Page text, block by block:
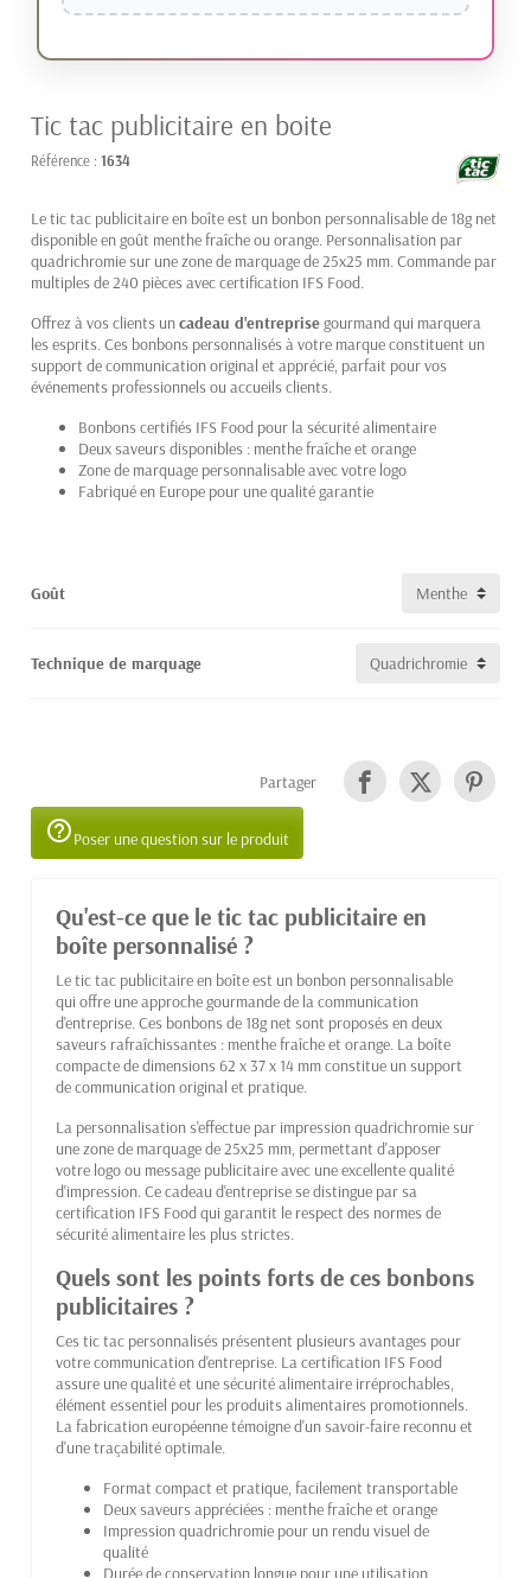
Tic tac publicitaire en boite
Référence : 1634
Le tic tac publicitaire en boîte est un bonbon personnalisable de 18g net
disponible en goût menthe fraîche ou orange. Personnalisation par
quadrichromie sur une zone de marquage de 25x25 mm. Commande par
multiples de 240 pièces avec certification IFS Food.
Offrez à vos clients uncadeau d'entreprisegourmand qui marquera
les esprits. Ces bonbons personnalisés à votre marque constituent un
support de communication original et apprécié, parfait pour vos
événements professionnels ou accueils clients.
Bonbons certifiés IFS Food pour la sécurité alimentaire
Deux saveurs disponibles : menthe fraîche et orange
Zone de marquage personnalisable avec votre logo
Fabriqué en Europe pour une qualité garantie
Goût
Technique de marquage
Partager
help_outlinePoser une question sur le produit
Qu'est-ce que le tic tac publicitaire en
boîte personnalisé ?
Le tic tac publicitaire en boîte est un bonbon personnalisable
qui offre une approche gourmande de la communication
d'entreprise. Ces bonbons de 18g net sont proposés en deux
saveurs rafraîchissantes : menthe fraîche et orange. La boîte
compacte de dimensions 62 x 37 x 14 mm constitue un support
de communication original et pratique.
La personnalisation s'effectue par impression quadrichromie sur
une zone de marquage de 25x25 mm, permettant d'apposer
votre logo ou message publicitaire avec une excellente qualité
d'impression. Ce cadeau d'entreprise se distingue par sa
certification IFS Food qui garantit le respect des normes de
sécurité alimentaire les plus strictes.
Quels sont les points forts de ces bonbons
publicitaires ?
Ces tic tac personnalisés présentent plusieurs avantages pour
votre communication d'entreprise. La certification IFS Food
assure une qualité et une sécurité alimentaire irréprochables,
élément essentiel pour les produits alimentaires promotionnels.
La fabrication européenne témoigne d'un savoir-faire reconnu et
d'une traçabilité optimale.
Format compact et pratique, facilement transportable
Deux saveurs appréciées : menthe fraîche et orange
Impression quadrichromie pour un rendu visuel de
qualité
Durée de conservation longue pour une utilisation